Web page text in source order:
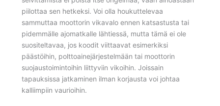
piilottaa sen hetkeksi. Voi olla houkuttelevaa
sammuttaa moottorin vikavalo ennen katsastusta tai
pidemmälle ajomatkalle lähtiessä, mutta tämä ei ole
suositeltavaa, jos koodit viittaavat esimerkiksi
päästöihin, polttoainejärjestelmään tai moottorin
suojaustoimintoihin liittyviin vikoihin. Joissain
tapauksissa jatkaminen ilman korjausta voi johtaa
kalliimpiin vaurioihin.